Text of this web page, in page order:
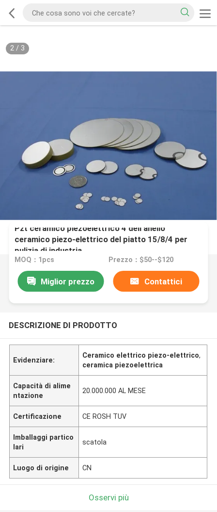
2/ 3
Pzt ceramico piezoelettrico 4 dell'anello
ceramico piezo-elettrico del piatto 15/8/4 per
pulizia di industria
MOQ：1pcs Prezzo：$50--$120
Miglior prezzo Contattici
DESCRIZIONE DI PRODOTTO
Evidenziare:
Ceramico elettrico piezo-elettrico,
ceramica piezoelettrica
Capacità di alime
ntazione
20.000.000 AL MESE
Certificazione CE ROSH TUV
Imballaggi partico
lari
scatola
Luogo di origine CN
Osservi più